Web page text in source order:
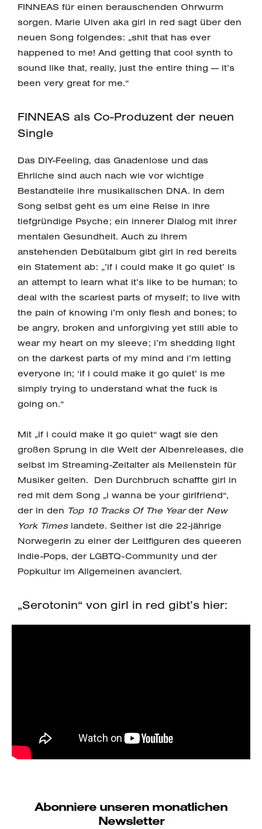
FINNEAS für einen berauschenden Ohrwurm
sorgen. Marie Ulven aka girl in red sagt über den
neuen Song folgendes: „shit that has ever
happened to me! And getting that cool synth to
sound like that, really, just the entire thing — it’s
been very great for me.“
FINNEAS als Co-Produzent der neuen
Single
Das DIY-Feeling, das Gnadenlose und das
Ehrliche sind auch nach wie vor wichtige
Bestandteile ihre musikalischen DNA. In dem
Song selbst geht es um eine Reise in ihre
tiefgründige Psyche; ein innerer Dialog mit ihrer
mentalen Gesundheit. Auch zu ihrem
anstehenden Debütalbum gibt girl in red bereits
ein Statement ab: „’if i could make it go quiet’ is
an attempt to learn what it’s like to be human; to
deal with the scariest parts of myself; to live with
the pain of knowing i’m only flesh and bones; to
be angry, broken and unforgiving yet still able to
wear my heart on my sleeve; i’m shedding light
on the darkest parts of my mind and i’m letting
everyone in; ‘if i could make it go quiet’ is me
simply trying to understand what the fuck is
going on.“
Mit „if i could make it go quiet“ wagt sie den
großen Sprung in die Welt der Albenreleases, die
selbst im Streaming-Zeitalter als Meilenstein für
Musiker gelten. Den Durchbruch schaffte girl in
red mit dem Song „i wanna be your girlfriend“,
der in den Top 10 Tracks Of The Yearder New
York Timeslandete. Seither ist die 22-jährige
Norwegerin zu einer der Leitfiguren des queeren
Indie-Pops, der LGBTQ-Community und der
Popkultur im Allgemeinen avanciert.
„Serotonin“ von girl in red gibt’s hier:
Abonniere unseren monatlichen
Newsletter